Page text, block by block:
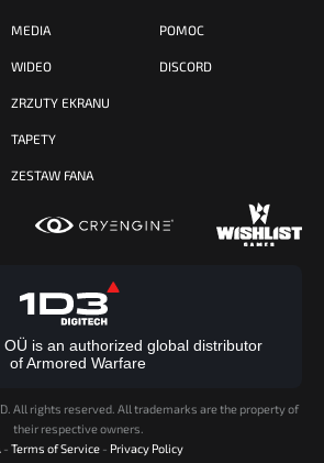
MEDIA
WIDEO
ZRZUTY EKRANU
TAPETY
ZESTAW FANA
POMOC
DISCORD
OÜ is an authorized global distributor
of Armored Warfare
All rights reserved. All trademarks are the property of
their respective owners.
- Terms of Service - Privacy Policy